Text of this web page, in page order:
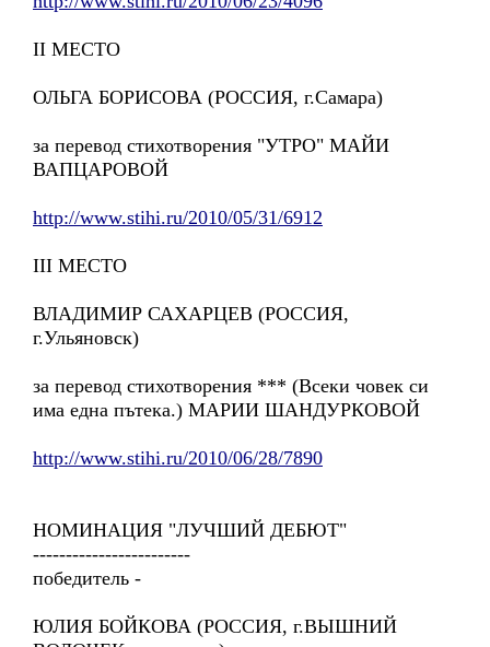
II МЕСТО
ОЛЬГА БОРИСОВА (РОССИЯ, г.Самара)
за перевод стихотворения "УТРО" МАЙИ
ВАПЦАРОВОЙ
http://www.stihi.ru/2010/05/31/6912
III МЕСТО
ВЛАДИМИР САХАРЦЕВ (РОССИЯ,
г.Ульяновск)
за перевод стихотворения *** (Всеки човек си
има една пътека.) МАРИИ ШАНДУРКОВОЙ
http://www.stihi.ru/2010/06/28/7890
НОМИНАЦИЯ "ЛУЧШИЙ ДЕБЮТ"
------------------------
победитель -
ЮЛИЯ БОЙКОВА (РОССИЯ, г.ВЫШНИЙ